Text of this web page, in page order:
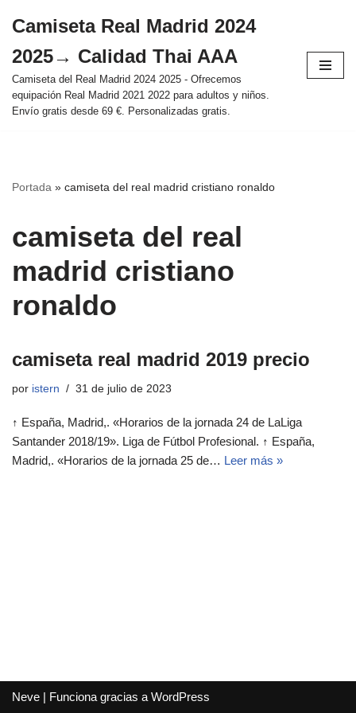
al
contenido
Camiseta Real Madrid 2024
2025→ Calidad Thai AAA
Camiseta del Real Madrid 2024 2025 - Ofrecemos
equipación Real Madrid 2021 2022 para adultos y niños.
Envío gratis desde 69 €. Personalizadas gratis.
Portada » camiseta del real madrid cristiano ronaldo
camiseta del real
madrid cristiano
ronaldo
camiseta real madrid 2019 precio
por istern 31 de julio de 2023
↑ España, Madrid,. «Horarios de la jornada 24 de LaLiga
Santander 2018/19». Liga de Fútbol Profesional. ↑ España,
Madrid,. «Horarios de la jornada 25 de… Leer más »
Neve | Funciona gracias a WordPress